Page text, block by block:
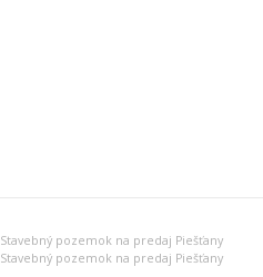
Stavebný pozemok na predaj Piešťany
Stavebný pozemok na predaj Piešťany